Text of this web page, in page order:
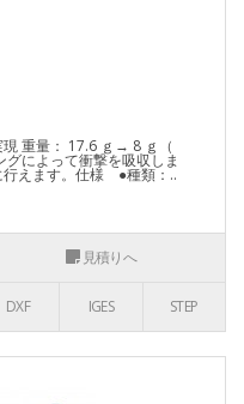
重量： 17.6 ｇ→ 8 ｇ（
よって衝撃を吸収しま
えます。仕様 ●種類：..
見積りへ
DXF IGES STEP